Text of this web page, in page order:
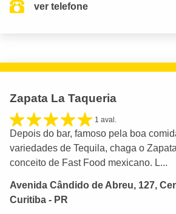
ver telefone
Zapata La Taqueria
1 aval.
Depois do bar, famoso pela boa
variedades de Tequila, chaga o
conceito de Fast Food mexicano. L...
Avenida Cândido de Abreu, 127,
Curitiba - PR